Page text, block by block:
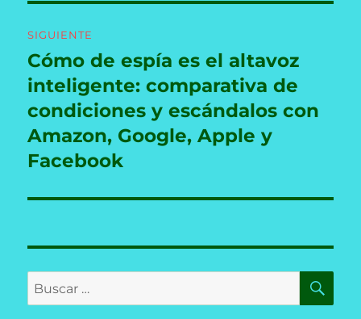
SIGUIENTE
Entrada
siguiente:
Cómo de espía es el altavoz
inteligente: comparativa de
condiciones y escándalos con
Amazon, Google, Apple y
Facebook
Buscar
por: